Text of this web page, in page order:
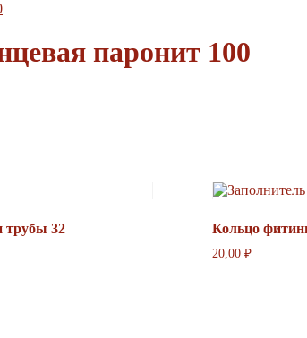
паронит 100
трубы 32 Кольцо
20,00₽